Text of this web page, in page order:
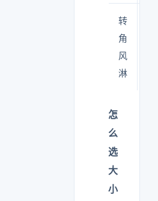
转
角
风
淋
怎
么
选
大
小